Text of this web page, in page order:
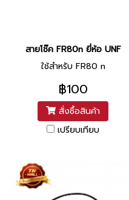
สายโช๊ค FR80n ยี่ห้อ UNF
ใช้สำหรับ FR80 n
฿100
สั่งซื้อสินค้า
เปรียบเทียบ